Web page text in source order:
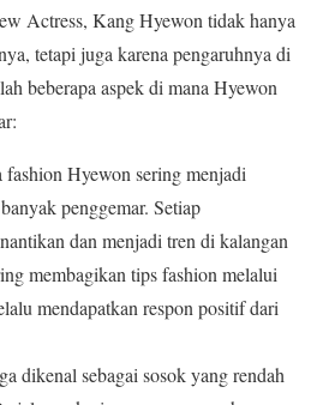
Actress, Kang Hyewon tidak hanya
tetapi juga karena pengaruhnya di
beberapa aspek di mana Hyewon
fashion Hyewon sering menjadi
penggemar. Setiap
dan menjadi tren di kalangan
membagikan tips fashion melalui
mendapatkan respon positif dari
dikenal sebagai sosok yang rendah